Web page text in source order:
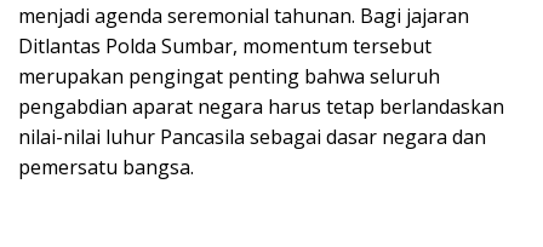
menjadi agenda seremonial tahunan. Bagi jajaran
Ditlantas Polda Sumbar, momentum tersebut
merupakan pengingat penting bahwa seluruh
pengabdian aparat negara harus tetap berlandaskan
nilai-nilai luhur Pancasila sebagai dasar negara dan
pemersatu bangsa.